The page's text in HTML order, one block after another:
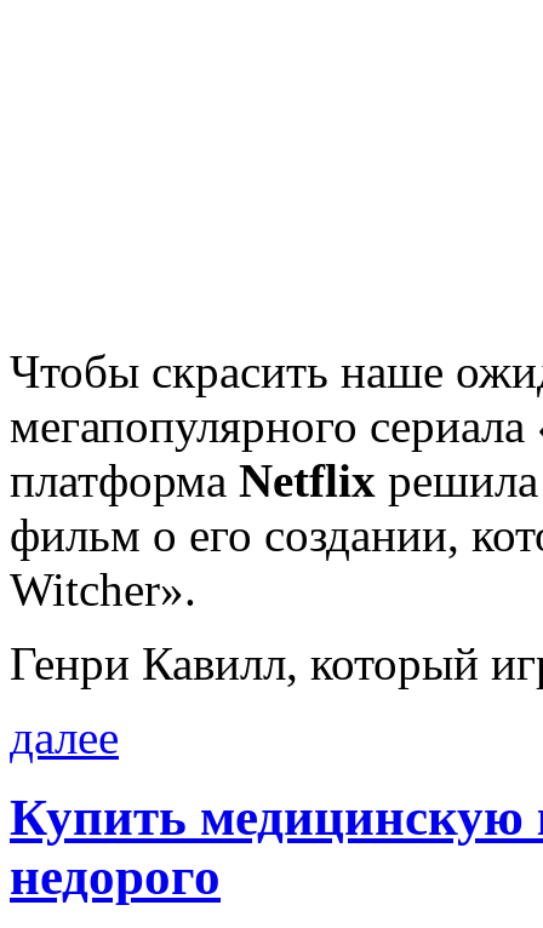
Чтобы скрасить наше
мегапопулярного
платформа Netflix
фильм о его создании,
Witcher».
Генри Кавилл, который
далее
Купить
недорого